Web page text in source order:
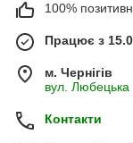
100%
Працює з
м. Чернігів
вул. Любецька
Контакти